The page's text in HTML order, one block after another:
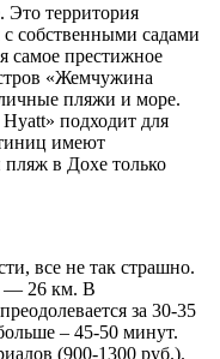
Это территория
собственными садами
самое престижное
«Жемчужина
пляжи и море.
подходит для
имеют
в Дохе только
все не так страшно.
— 26 км. В
за 30-35
– 45-50 минут.
(900-1300 руб.).